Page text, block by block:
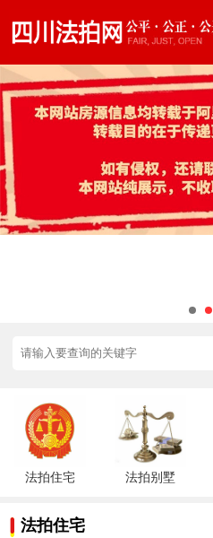
法拍住宅 法拍别墅
法拍住宅